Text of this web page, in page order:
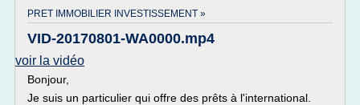
PRET IMMOBILIER INVESTISSEMENT »
VID-20170801-WA0000.mp4
voir la vidéo
Bonjour,
Je suis un particulier qui offre des prêts à l'international.